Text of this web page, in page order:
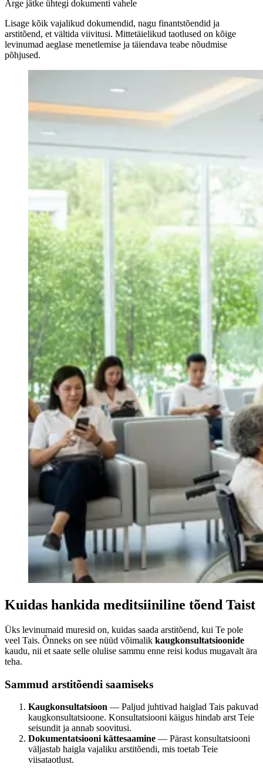
Ärge jätke ühtegi dokumenti vahele
Lisage kõik vajalikud dokumendid, nagu finantstõendid ja
arstitõend, et vältida viivitusi. Mittetäielikud taotlused on kõige
levinumad aeglase menetlemise ja täiendava teabe nõudmise
põhjused.
Kuidas hankida meditsiiniline tõend Taist
Üks levinumaid muresid on, kuidas saada arstitõend, kui Te pole
veel Tais. Õnneks on see nüüd võimalik kaugkonsultatsioonide
kaudu, nii et saate selle olulise sammu enne reisi kodus mugavalt ära
teha.
Sammud arstitõendi saamiseks
Kaugkonsultatsioon — Paljud juhtivad haiglad Tais pakuvad
kaugkonsultatsioone. Konsultatsiooni käigus hindab arst Teie
seisundit ja annab soovitusi.
Dokumentatsiooni kättesaamine — Pärast konsultatsiooni
väljastab haigla vajaliku arstitõendi, mis toetab Teie
viisataotlust.